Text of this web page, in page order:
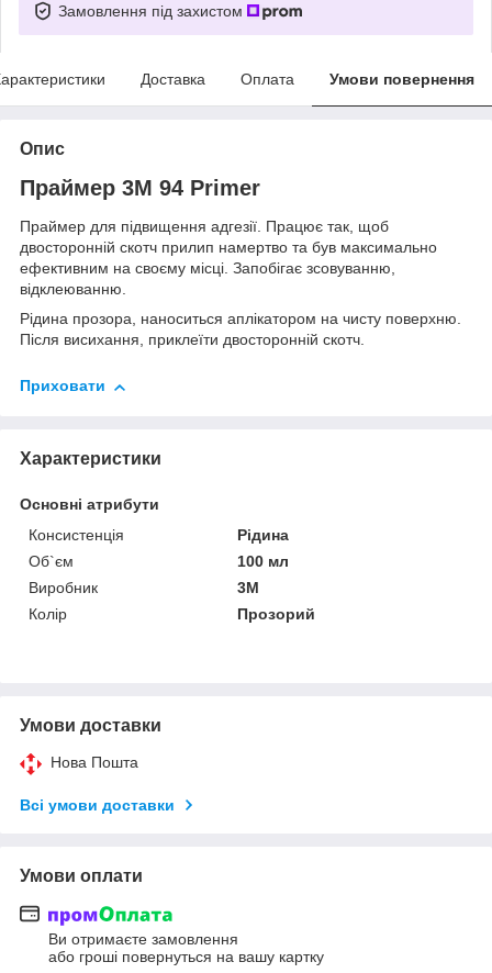
Замовлення під захистом
Доставка Оплата Умови повернення
Опис
Праймер 3M 94 Primer
Праймер для підвищення адгезії. Працює так, щоб
двосторонній скотч прилип намертво та був максимально
ефективним на своєму місці. Запобігає зсовуванню,
відклеюванню.
Рідина прозора, наноситься аплікатором на чисту поверхню.
Після висихання, приклеїти двосторонній скотч.
Приховати
Характеристики
Основні атрибути
Консистенція
Рідина
Об`єм
100 мл
Виробник
3М
Колір
Прозорий
Умови доставки
Нова Пошта
Всі умови доставки
Умови оплати
Ви отримаєте замовлення
або гроші повернуться на вашу картку